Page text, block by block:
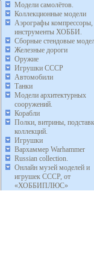
Модели самолётов.
Коллекционные модели
Аэрографы компрессоры,
инструменты ХОББИ.
Сборные стендовые
Железные дороги
Оружие
Игрушки СССР
Автомобили
Танки
Модели архитектурных
сооружений.
Корабли
Полки, витрины,
коллекций.
Игрушки
Вархаммер Warhammer
Russian collection.
Онлайн музей моделей и
игрушек СССР, от
«ХОББИПЛЮС»